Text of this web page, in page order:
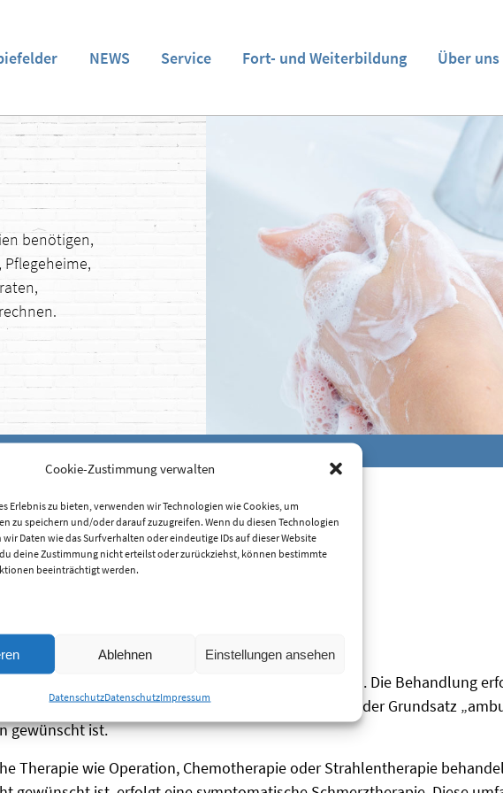
Cookie-Zustimmung verwalten
Erlebnis zu bieten, verwenden wir Technologien wie Cookies, um
zu speichern und/oder darauf zuzugreifen. Wenn du diesen Technologien
Daten wie das Surfverhalten oder eindeutige IDs auf dieser Website
deine Zustimmung nicht erteilst oder zurückziehst, können bestimmte
beeinträchtigt werden.
Ablehnen Einstellungen ansehen
DatenschutzDatenschutzImpressum
NEWS Service Fort- und Weiterbildung Über uns
benötigen,
zu lindern und die Lebensqualität zu verbessern. Die Behandlung
des Bewusstseins möglichst vermeiden. Dabei gilt der Grundsatz
gewünscht ist.
Therapie wie Operation, Chemotherapie oder Strahlentherapie